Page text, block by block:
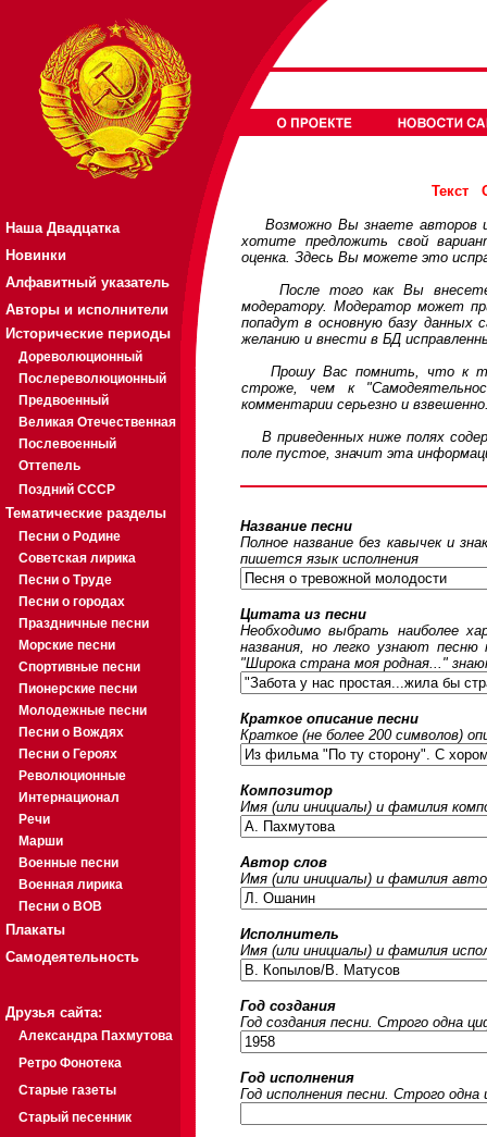
Наша Двадцатка
Новинки
Алфавитный указатель
Авторы и исполнители
Исторические периоды
Дореволюционный
Послереволюционный
Предвоенный
Великая Отечественная
Послевоенный
Оттепель
Поздний СССР
Тематические разделы
Песни о Родине
Советская лирика
Песни о Труде
Песни о городах
Праздничные песни
Морские песни
Спортивные песни
Пионерские песни
Молодежные песни
Песни о Вождях
Песни о Героях
Революционные
Интернационал
Речи
Марши
Военные песни
Военная лирика
Песни о ВОВ
Плакаты
Самодеятельность
Друзья сайта:
Александра Пахмутова
Ретро Фонотека
Старые газеты
Старый песенник
Текст
Возможно Вы знаете авторов
хотите предложить свой
оценка. Здесь Вы можете это
После того как Вы внесете
модератору. Модератор может
попадут в основную базу
желанию и внести в БД
Прошу Вас помнить, что к
строже, чем к
комментарии серьезно и
В приведенных ниже полях
поле пустое, значит эта
Название песни
Полное название без кавычек и
пишется язык исполнения
Цитата из песни
Необходимо выбрать наиболее
названия, но легко узнают
"Широка страна моя родная..."
Краткое описание песни
Краткое (не более 200 символов)
Композитор
Имя (или инициалы) и фамилия
Автор слов
Имя (или инициалы) и фамилия
Исполнитель
Имя (или инициалы) и фамилия
Год создания
Год создания песни. Строго одна
Год исполнения
Год исполнения песни. Строго